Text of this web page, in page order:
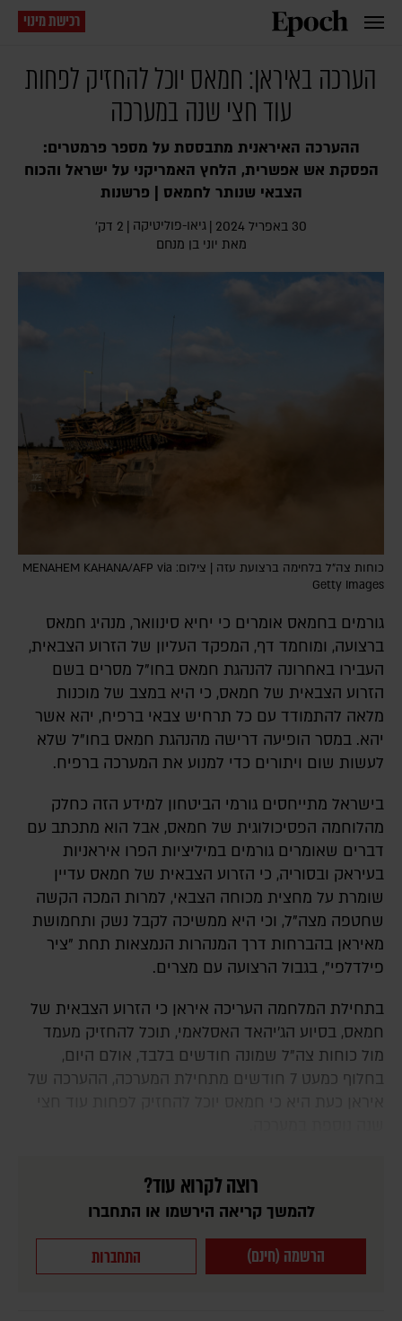
רכישת מינוי
הערכה באיראן: חמאס יוכל להחזיק לפחות
עוד חצי שנה במערכה
ההערכה האיראנית מתבססת על מספר פרמטרים:
הפסקת אש אפשרית, הלחץ האמריקני על ישראל והכוח
הצבאי שנותר לחמאס | פרשנות
30 באפריל 2024 | גיאו-פוליטיקה | 2 דק׳
מאת יוני בן מנחם
כוחות צה"ל בלחימה ברצועת עזה | צילום: MENAHEM KAHANA/AFP via
Getty Images
גורמים בחמאס אומרים כי יחיא סינוואר, מנהיג חמאס
ברצועה, ומוחמד דף, המפקד העליון של הזרוע הצבאית,
העבירו באחרונה להנהגת חמאס בחו"ל מסרים בשם
הזרוע הצבאית של חמאס, כי היא במצב של מוכנות
מלאה להתמודד עם כל תרחיש צבאי ברפיח, יהא אשר
יהא. במסר הופיעה דרישה מהנהגת חמאס בחו"ל שלא
לעשות שום ויתורים כדי למנוע את המערכה ברפיח.
בישראל מתייחסים גורמי הביטחון למידע הזה כחלק
מהלוחמה הפסיכולוגית של חמאס, אבל הוא מתכתב עם
דברים שאומרים גורמים במיליציות הפרו איראניות
בעיראק ובסוריה, כי הזרוע הצבאית של חמאס עדיין
שומרת על מחצית מכוחה הצבאי, למרות המכה הקשה
שחטפה מצה"ל, וכי היא ממשיכה לקבל נשק ותחמושת
מאיראן בהברחות דרך המנהרות הנמצאות תחת "ציר
פילדלפי", בגבול הרצועה עם מצרים.
בתחילת המלחמה העריכה איראן כי הזרוע הצבאית של
חמאס, בסיוע הג'יהאד האסלאמי, תוכל להחזיק מעמד
מול כוחות צה"ל שמונה חודשים בלבד, אולם היום,
בחלוף כמעט 7 חודשים מתחילת המערכה, ההערכה של
רוצה לקרוא עוד?
להמשך קריאה הירשמו או התחברו
הרשמה (חינם) התחברות